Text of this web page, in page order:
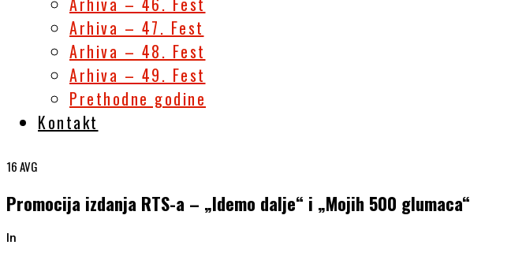
Arhiva – 47. Fest
Arhiva – 48. Fest
Arhiva – 49. Fest
Prethodne godine
Kontakt
16AVG
Promocija izdanja RTS-a – „Idemo dalje“ i „Mojih 500 glumaca“
In